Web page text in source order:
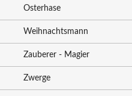
Osterhase
Weihnachtsmann
Zauberer - Magier
Zwerge